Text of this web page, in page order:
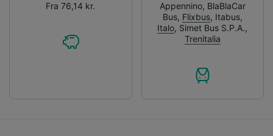
Fra 76,14 kr.
Appennino, BlaBlaCar
Bus, Flixbus, Itabus,
Italo, Simet Bus S.P.A.,
Trenitalia